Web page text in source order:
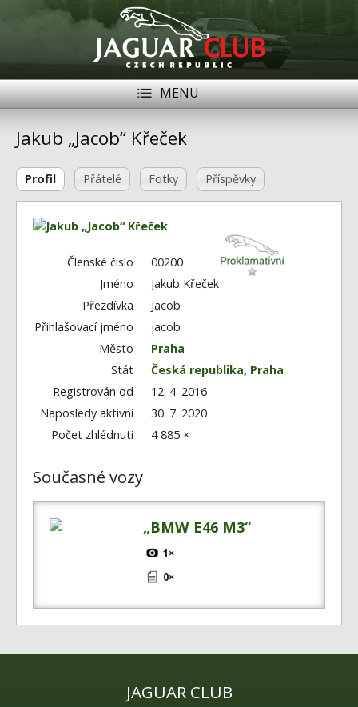
MENU
Modely Jaguar
Členové
Naše vozy
Inzerce
Kontakt
Jakub „Jacob“ Křeček
Profil Přátelé Fotky Příspěvky
Členské číslo
00200
Jméno
Jakub Křeček
Přezdívka
Jacob
Přihlašovací jméno
jacob
Město
Praha
Stát
Česká republika, Praha
Registrován od
12. 4. 2016
Naposledy aktivní
30. 7. 2020
Počet zhlédnutí
4 885 ×
Současné vozy
„BMW E46 M3“
1×
0×
JAGUAR CLUB